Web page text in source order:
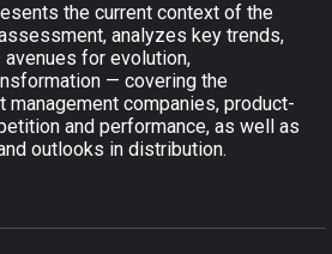
the current context of the
analyzes key trends,
for evolution,
— covering the
companies, product-
and performance, as well as
outlooks in distribution.